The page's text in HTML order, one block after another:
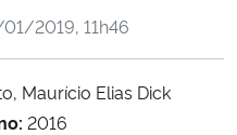
e Comunicações
2019, 11h46
Maurício Elias Dick
2016